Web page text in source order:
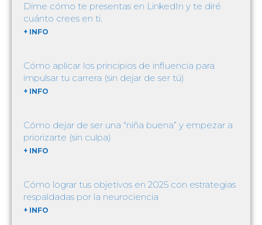
Dime cómo te presentas en LinkedIn y te diré
cuánto crees en ti.
+ INFO
Cómo aplicar los principios de influencia para
impulsar tu carrera (sin dejar de ser tú)
+ INFO
Cómo dejar de ser una “niña buena” y empezar a
priorizarte (sin culpa)
+ INFO
Cómo lograr tus objetivos en 2025 con estrategias
respaldadas por la neurociencia
+ INFO